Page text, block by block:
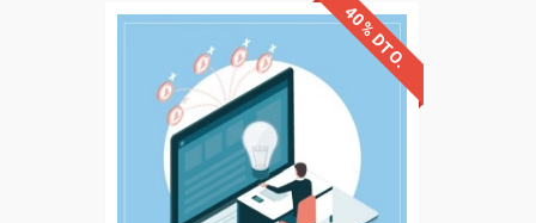
Descuentos especiales
Sin requisitos de acceso
Diploma
40% DTO.